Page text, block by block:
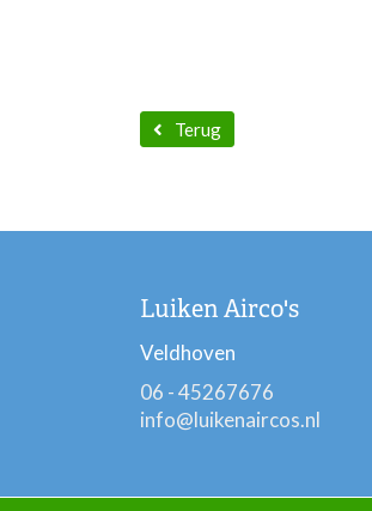
Terug
Luiken Airco's
Veldhoven
06 - 45267676
info@luikenaircos.nl